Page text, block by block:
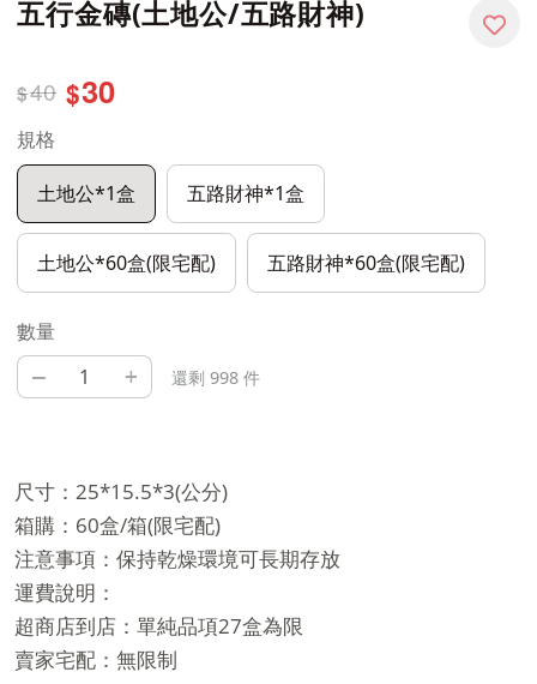
五行金磚(土地公/五路財神)
$40 $30
規格
土地公*1盒 五路財神*1盒
土地公*60盒(限宅配) 五路財神*60盒(限宅配)
數量
– + 還剩 998 件
尺寸：25*15.5*3(公分)
箱購：60盒/箱(限宅配)
注意事項：保持乾燥環境可長期存放
運費說明：
超商店到店：單純品項27盒為限
賣家宅配：無限制